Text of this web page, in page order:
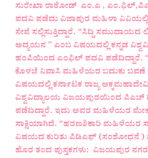
ಸುರೇಖಾ ರಾಠೋಡ್ ಎಂ.ಎ ,
ಪದವಿ ಪಡೆದು ವಿಜಾಪುರ ಮಹಿಳಾ
ಸೇವೆ ಸಲ್ಲಿಸುತ್ತಿದ್ದಾರೆ. “ಸಿದ್ದಿ
ಅದ್ಯಯನ ” ಎಂಬ ವಿಷಯದಲ್ಲಿ ಕನ್ನಡ
ಹಂಪಿಯಿಂದ ಎಂಫಿಲ್ ಪದವಿ ಪಡೆದಿದ್ದಾರೆ.
ಕೊಳಚೆ ನಿವಾಸಿ ಮಹಿಳೆಯರ ಬದುಕು ಬವಣೆ
ವಿಷಯದಲ್ಲಿ ಕರ್ನಾಟಕ ರಾಜ್ಯ
ವಿಶ್ವವಿದ್ಯಾಲಯ ವಿಜಯಪುರಯಿಂದ ಪಿಎಚ್
ಪಡೆದಿದ್ದಾರೆ. ಇದು ಅವರ ಮಹಿಳೆಯರ
ಸಾಕ್ಷಿಯಾಗಿದೆ. “ಹರಣಶಿಕಾರಿ ಮಹಿಳೆಯರ
ವಿಷಯದ ಕುರಿತು ಪಿಡಿಎಫ್ (ಸಂಶೋಧನೆ )
ಹೊರ ತಂದ ಪುಸ್ತಕಗಳು: ವಿಜಯಪುರ